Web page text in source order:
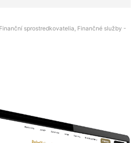
sprostredkovatelia, Finančné služby -